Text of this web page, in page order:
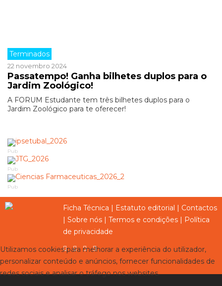
Terminados
22 novembro 2024
Passatempo! Ganha bilhetes duplos para o
Jardim Zoológico!
A FORUM Estudante tem três bilhetes duplos para o
Jardim Zoológico para te oferecer!
Pub
Pub
Pub
Ficha Técnica | Estatuto editorial | Contactos
| Sobre nós | Termos e condições | Política
de privacidade
Utilizamos cookies para melhorar a experiência do utilizador,
personalizar conteúdo e anúncios, fornecer funcionalidades de
redes sociais e analisar o tráfego nos websites.